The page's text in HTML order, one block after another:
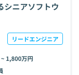
シニアソフトウ
リードエンジニア
1,800万円